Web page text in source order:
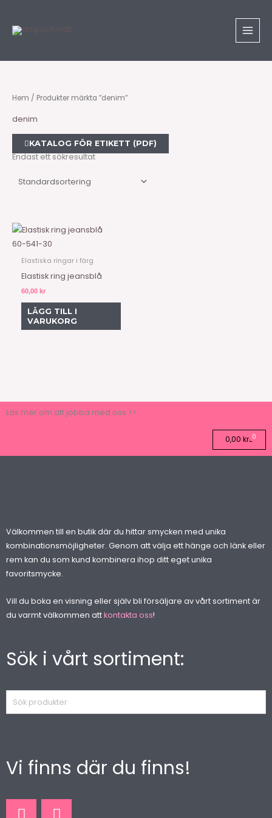
innehåll
Hem / Produkter märkta ”denim”
denim
KATALOG FÖR ETIKETT (PDF)
Endast ett sökresultat
60-541-30
Elastiska ringar i färg
Elastisk ring jeansblå
60,00 kr
LÄGG TILL I
VARUKORG
Läs mer om att jobba med oss >>
0,00 kr 0
Välkommen till en butik där du hittar smycken med unika
kombinationsmöjligheter. Genom att välja ett hänge och länk eller
rem kan du som kund kombinera ihop ditt eget unika
favoritsmycke.
Vill du boka en visning eller själv bli försäljare av vårt sortiment är
du varmt välkommen attkontakta oss!
Sök i vårt sortiment:
Vi finns där du finns!
F I